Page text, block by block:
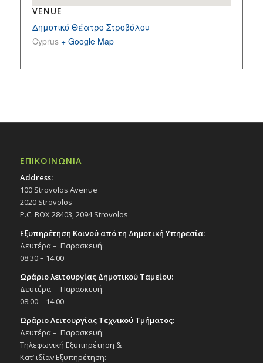
VENUE
Δημοτικό Θέατρο Στροβόλου
Cyprus + Google Map
ΕΠΙΚΟΙΝΩΝΙΑ
Address:
100 Strovolos Avenue
2020 Strovolos
P.C. BOX 28403, 2094 Strovolos
Εξυπηρέτηση Κοινού από τη Δημοτική Υπηρεσία:
Δευτέρα – Παρασκευή:
08:30 – 14:00
Ωράριο λειτουργίας Δημοτικού Ταμείου:
Δευτέρα – Παρασκευή:
08:00 – 14:00
Ωράριο Λειτουργίας Τεχνικού Τμήματος:
Δευτέρα – Παρασκευή:
Τηλεφωνική Εξυπηρέτηση &
Κατ’ ιδίαν Εξυπηρέτηση: